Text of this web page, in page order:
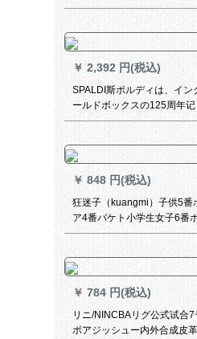
Zi/O表皮材料PUバーボック
￥ 2,392 円(税込)
SPALDI斯ポルディは、イン
ールドボックスの125周年记
念モデルとして、ファンシ
PUボア76-538 Y
￥ 848 円(税込)
狂迷子（kuangmi）子供5番
ア4番バケト小学生女子6番
ボローランド7番ボボロボロ
￥ 784 円(税込)
リニ/NINCBAリグ公式试合7
ボアジッシュー内外合成皮革